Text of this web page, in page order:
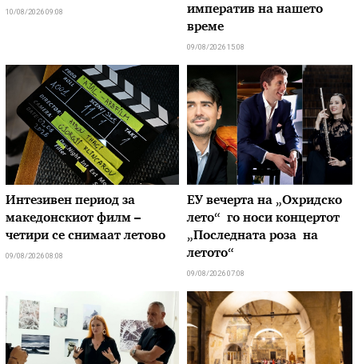
10/08/2026 09:08
императив на нашето
време
09/08/2026 15:08
Интезивен период за
македонскиот филм –
четири се снимаат летово
09/08/2026 08:08
ЕУ вечерта на „Охридско
лето“ го носи концертот
„Последната роза на
летото“
09/08/2026 07:08